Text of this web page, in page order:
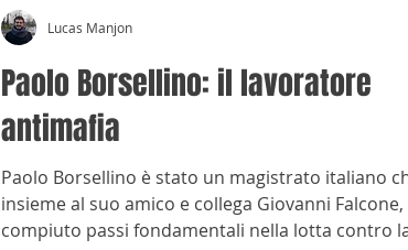
Paolo Borsellino: il lavoratore
antimafia
Paolo Borsellino è stato un magistrato italiano
insieme al suo amico e collega Giovanni Falcone,
compiuto passi fondamentali nella lotta contro
Lucas Manjon